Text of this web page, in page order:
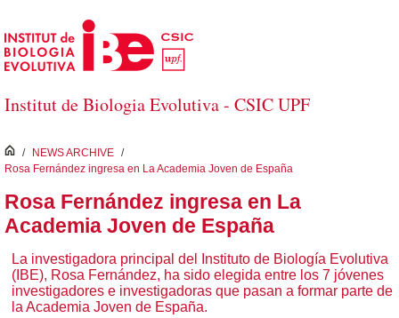
Saltar al contenido principal
Institut de Biologia Evolutiva - CSIC UPF
inici
/ NEWS ARCHIVE /
Rosa Fernández ingresa en La Academia Joven de España
Rosa Fernández ingresa en La
Academia Joven de España
La investigadora principal del Instituto de Biología Evolutiva
(IBE), Rosa Fernández, ha sido elegida entre los 7 jóvenes
investigadores e investigadoras que pasan a formar parte de
la Academia Joven de España.